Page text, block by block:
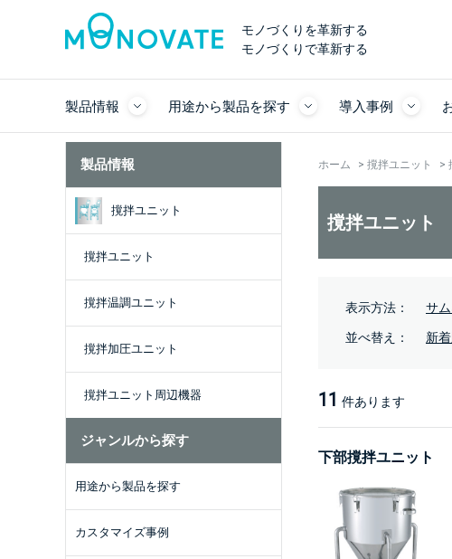
モノづくりを革新する
モノづくりで革新する
製品情報 用途から製品を探す 導入事例
製品情報
撹拌ユニット
撹拌ユニット
撹拌温調ユニット
撹拌加圧ユニット
撹拌ユニット周辺機器
ジャンルから探す
用途から製品を探す
カスタマイズ事例
ホーム > 撹拌ユニット >
撹拌ユニット
表示方法： サ
並べ替え： 新
11 件あります
下部撹拌ユニット